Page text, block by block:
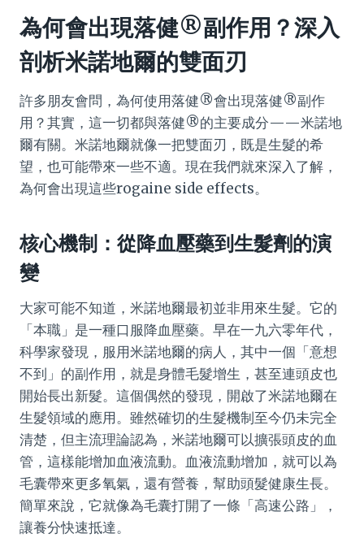
為何會出現落健®副作用？深入
剖析米諾地爾的雙面刃
許多朋友會問，為何使用落健®會出現落健®副作
用？其實，這一切都與落健®的主要成分——米諾地
爾有關。米諾地爾就像一把雙面刃，既是生髮的希
望，也可能帶來一些不適。現在我們就來深入了解，
為何會出現這些rogaine side effects。
核心機制：從降血壓藥到生髮劑的演
變
大家可能不知道，米諾地爾最初並非用來生髮。它的
「本職」是一種口服降血壓藥。早在一九六零年代，
科學家發現，服用米諾地爾的病人，其中一個「意想
不到」的副作用，就是身體毛髮增生，甚至連頭皮也
開始長出新髮。這個偶然的發現，開啟了米諾地爾在
生髮領域的應用。雖然確切的生髮機制至今仍未完全
清楚，但主流理論認為，米諾地爾可以擴張頭皮的血
管，這樣能增加血液流動。血液流動增加，就可以為
毛囊帶來更多氧氣，還有營養，幫助頭髮健康生長。
簡單來說，它就像為毛囊打開了一條「高速公路」，
讓養分快速抵達。